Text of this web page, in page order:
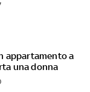
appartamento a
una donna